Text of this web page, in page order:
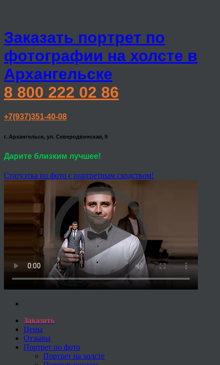
Заказать портрет по
фотографии на холсте в
Архангельске
8 800 222 02 86
+7(937)351-40-08
г. Архангельск, ул. Северодвинская, 9
Дарите близким лучшее!
Статуэтка по фото с портретным сходством!
Заказать
Цены
Отзывы
Портрет по фото
Портрет на холсте